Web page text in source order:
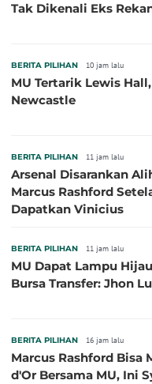
Tak Dikenali Eks
BERITA PILIHAN 10 jam lalu
MU Tertarik Lewis
Newcastle
BERITA PILIHAN 11 jam lalu
Arsenal Disarankan
Marcus Rashford
Dapatkan Vinicius
BERITA PILIHAN 11 jam lalu
MU Dapat Lampu
Bursa Transfer: Jhon
BERITA PILIHAN 16 jam lalu
Marcus Rashford Bisa
d'Or Bersama MU, Ini